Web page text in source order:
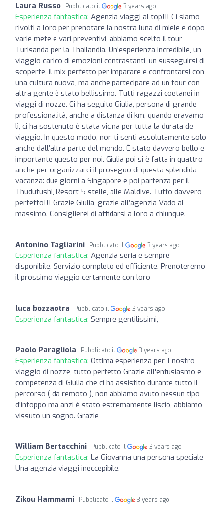
Laura Russo Pubblicato il 3 years ago
Esperienza fantastica: Agenzia viaggi al top!!! Ci siamo
rivolti a loro per prenotare la nostra luna di miele e dopo
varie mete e vari preventivi, abbiamo scelto il tour
Turisanda per la Thailandia. Un’esperienza incredibile, un
viaggio carico di emozioni contrastanti, un susseguirsi di
scoperte, il mix perfetto per imparare e confrontarsi con
una cultura nuova, ma anche partecipare ad un tour con
altra gente è stato bellissimo. Tutti ragazzi coetanei in
viaggi di nozze. Ci ha seguito Giulia, persona di grande
professionalità, anche a distanza di km, quando eravamo
lì, ci ha sostenuto è stata vicina per tutta la durata de
viaggio. In questo modo, non ti senti assolutamente solo
anche dall’altra parte del mondo. È stato davvero bello e
importante questo per noi. Giulia poi si è fatta in quattro
anche per organizzarci il proseguo di questa splendida
vacanza: due giorni a Singapore e poi partenza per il
Thudufushi, Resort 5 stelle, alle Maldive. Tutto davvero
perfetto!!! Grazie Giulia, grazie all’agenzia Vado al
massimo. Consiglierei di affidarsi a loro a chiunque.
Antonino Tagliarini Pubblicato il 3 years ago
Esperienza fantastica: Agenzia seria e sempre
disponibile. Servizio completo ed efficiente. Prenoteremo
il prossimo viaggio certamente con loro
luca bozzaotra Pubblicato il 3 years ago
Esperienza fantastica: Sempre gentilissimi,
Paolo Paragliola Pubblicato il 3 years ago
Esperienza fantastica: Ottima esperienza per il nostro
viaggio di nozze, tutto perfetto Grazie all'entusiasmo e
competenza di Giulia che ci ha assistito durante tutto il
percorso ( da remoto ), non abbiamo avuto nessun tipo
d'intoppo ma anzi è stato estremamente liscio, abbiamo
vissuto un sogno. Grazie
William Bertacchini Pubblicato il 3 years ago
Esperienza fantastica: La Giovanna una persona speciale
Una agenzia viaggi ineccepibile.
Zikou Hammami Pubblicato il 3 years ago